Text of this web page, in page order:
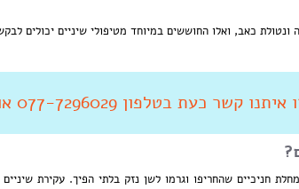
ונטולת כאב, ואלו החוששים במיוחד מטיפולי שיניים יכולים
קשר כעת בטלפון 077-7296029 או מלאו את הטופס מטה
חניכיים שהחריפו וגרמו לשן נזק בלתי הפיך. עקירת